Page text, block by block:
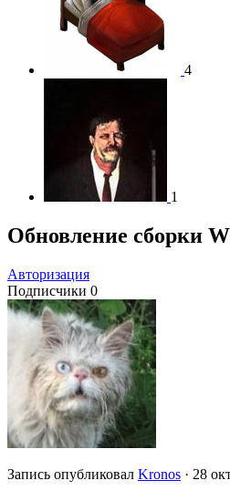
4
1
Обновление сборки
Авторизация
Подписчики 0
Запись опубликовал Kronos · 28